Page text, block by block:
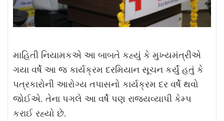
માહિતી નિયામકએ આ બાબતે કહ્યું કે મુખ્યમંત્રીએ
ગયા વર્ષે આ જ કાર્યક્રમ દરમિયાન સૂચન કર્યું હતું કે
પત્રકારોની આરોગ્ય તપાસનો કાર્યક્રમ દર વર્ષે થવો
જોઈએ. તેના પગલે આ વર્ષે પણ રાજ્યવ્યાપી કેમ્પ
કરાઈ રહ્યો છે.